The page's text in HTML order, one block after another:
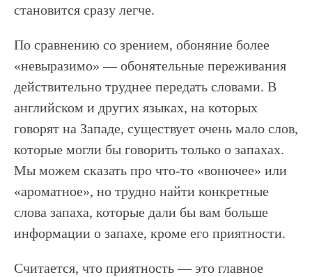
становится сразу легче.
По сравнению со зрением, обоняние более
«невыразимо» — обонятельные переживания
действительно труднее передать словами. В
английском и других языках, на которых
говорят на Западе, существует очень мало слов,
которые могли бы говорить только о запахах.
Мы можем сказать про что-то «вонючее» или
«ароматное», но трудно найти конкретные
слова запаха, которые дали бы вам больше
информации о запахе, кроме его приятности.
Считается, что приятность — это главное